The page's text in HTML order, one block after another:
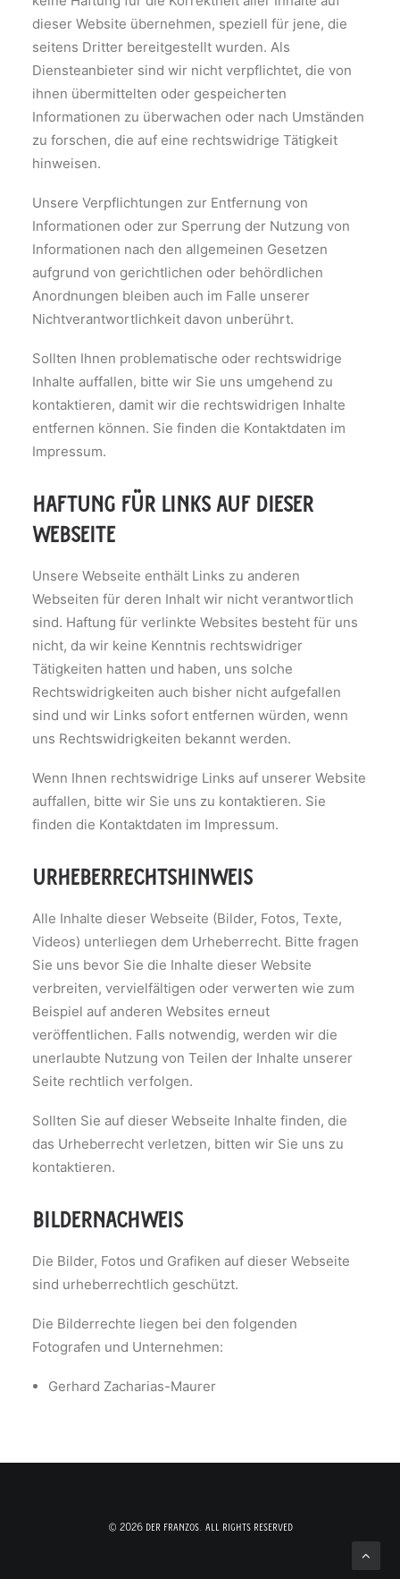
dieser Website übernehmen, speziell für jene, die
seitens Dritter bereitgestellt wurden. Als
Diensteanbieter sind wir nicht verpflichtet, die von
ihnen übermittelten oder gespeicherten
Informationen zu überwachen oder nach Umständen
zu forschen, die auf eine rechtswidrige Tätigkeit
hinweisen.
Unsere Verpflichtungen zur Entfernung von
Informationen oder zur Sperrung der Nutzung von
Informationen nach den allgemeinen Gesetzen
aufgrund von gerichtlichen oder behördlichen
Anordnungen bleiben auch im Falle unserer
Nichtverantwortlichkeit davon unberührt.
Sollten Ihnen problematische oder rechtswidrige
Inhalte auffallen, bitte wir Sie uns umgehend zu
kontaktieren, damit wir die rechtswidrigen Inhalte
entfernen können. Sie finden die Kontaktdaten im
Impressum.
haftung für links auf dieser
webseite
Unsere Webseite enthält Links zu anderen
Webseiten für deren Inhalt wir nicht verantwortlich
sind. Haftung für verlinkte Websites besteht für uns
nicht, da wir keine Kenntnis rechtswidriger
Tätigkeiten hatten und haben, uns solche
Rechtswidrigkeiten auch bisher nicht aufgefallen
sind und wir Links sofort entfernen würden, wenn
uns Rechtswidrigkeiten bekannt werden.
Wenn Ihnen rechtswidrige Links auf unserer Website
auffallen, bitte wir Sie uns zu kontaktieren. Sie
finden die Kontaktdaten im Impressum.
urheberrechtshinweis
Alle Inhalte dieser Webseite (Bilder, Fotos, Texte,
Videos) unterliegen dem Urheberrecht. Bitte fragen
Sie uns bevor Sie die Inhalte dieser Website
verbreiten, vervielfältigen oder verwerten wie zum
Beispiel auf anderen Websites erneut
veröffentlichen. Falls notwendig, werden wir die
unerlaubte Nutzung von Teilen der Inhalte unserer
Seite rechtlich verfolgen.
Sollten Sie auf dieser Webseite Inhalte finden, die
das Urheberrecht verletzen, bitten wir Sie uns zu
kontaktieren.
bildernachweis
Die Bilder, Fotos und Grafiken auf dieser Webseite
sind urheberrechtlich geschützt.
Die Bilderrechte liegen bei den folgenden
Fotografen und Unternehmen:
Gerhard Zacharias-Maurer
© 2026 der franzos. all rights reserved